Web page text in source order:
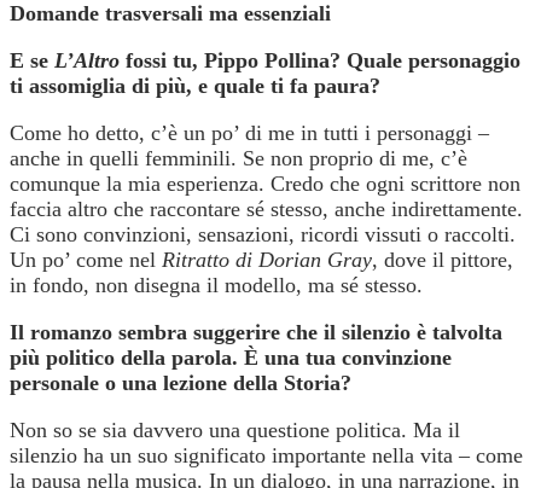
Domande trasversali ma essenziali
E se L’Altro fossi tu, Pippo Pollina? Quale personaggio
ti assomiglia di più, e quale ti fa paura?
Come ho detto, c’è un po’ di me in tutti i personaggi –
anche in quelli femminili. Se non proprio di me, c’è
comunque la mia esperienza. Credo che ogni scrittore non
faccia altro che raccontare sé stesso, anche indirettamente.
Ci sono convinzioni, sensazioni, ricordi vissuti o raccolti.
Un po’ come nel Ritratto di Dorian Gray, dove il pittore,
in fondo, non disegna il modello, ma sé stesso.
Il romanzo sembra suggerire che il silenzio è talvolta
più politico della parola. È una tua convinzione
personale o una lezione della Storia?
Non so se sia davvero una questione politica. Ma il
silenzio ha un suo significato importante nella vita – come
la pausa nella musica. In un dialogo, in una narrazione, in